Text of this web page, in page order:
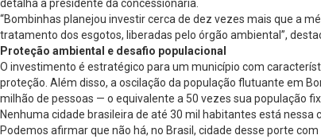
detalha a presidente da concessionária.
“Bombinhas planejou investir cerca de dez vezes mais que a
tratamento dos esgotos, liberadas pelo órgão ambiental”,
Proteção ambiental e desafio populacional
O investimento é estratégico para um município com
proteção. Além disso, a oscilação da população flutuante em
milhão de pessoas — o equivalente a 50 vezes sua população
Nenhuma cidade brasileira de até 30 mil habitantes está
Podemos afirmar que não há, no Brasil, cidade desse porte